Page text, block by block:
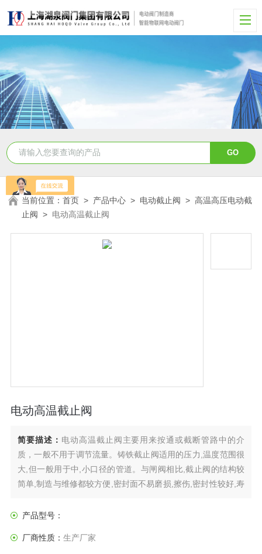
当前位置：首页 > 产品中心 > 电动截止阀 >高温高压电动截
止阀 > 电动高温截止阀
电动高温截止阀
简要描述： 电动高温截止阀主要用来按通或截断管路中的介
质，一般不用于调节流量。铸铁截止阀适用的压力,温度范围很
大,但一般用于中,小口径的管道。与闸阀相比,截止阀的结构较
简单,制造与维修都较方便,密封面不易磨损,擦伤,密封性较好,寿
泛用于给排水,煤气,电力,冶金,石油,化工,轻纺以及城建等行业,
产品型号：
厂商性质： 生产厂家